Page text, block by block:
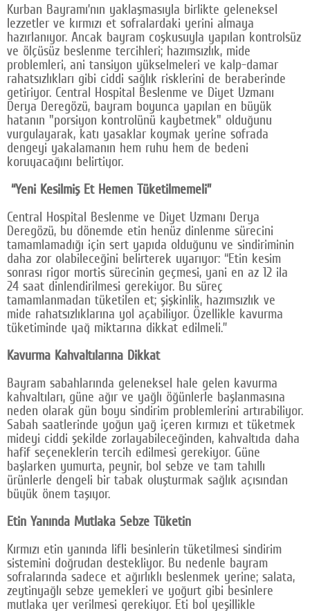
Google Plus
© 2026 TÜM HAKLARI SAKLIDIR
Kurban Bayramı’nın yaklaşmasıyla birlikte geleneksel
lezzetler ve kırmızı et sofralardaki yerini almaya
hazırlanıyor. Ancak bayram coşkusuyla yapılan kontrolsüz
ve ölçüsüz beslenme tercihleri; hazımsızlık, mide
problemleri, ani tansiyon yükselmeleri ve kalp-damar
rahatsızlıkları gibi ciddi sağlık risklerini de beraberinde
getiriyor. Central Hospital Beslenme ve Diyet Uzmanı
Derya Deregözü, bayram boyunca yapılan en büyük
hatanın "porsiyon kontrolünü kaybetmek" olduğunu
vurgulayarak, katı yasaklar koymak yerine sofrada
dengeyi yakalamanın hem ruhu hem de bedeni
koruyacağını belirtiyor.
“Yeni Kesilmiş Et Hemen Tüketilmemeli”
Central Hospital Beslenme ve Diyet Uzmanı Derya
Deregözü, bu dönemde etin henüz dinlenme sürecini
tamamlamadığı için sert yapıda olduğunu ve sindiriminin
daha zor olabileceğini belirterek uyarıyor: “Etin kesim
sonrası rigor mortis sürecinin geçmesi, yani en az 12 ila
24 saat dinlendirilmesi gerekiyor. Bu süreç
tamamlanmadan tüketilen et; şişkinlik, hazımsızlık ve
mide rahatsızlıklarına yol açabiliyor. Özellikle kavurma
tüketiminde yağ miktarına dikkat edilmeli.”
Kavurma Kahvaltılarına Dikkat
Bayram sabahlarında geleneksel hale gelen kavurma
kahvaltıları, güne ağır ve yağlı öğünlerle başlanmasına
neden olarak gün boyu sindirim problemlerini artırabiliyor.
Sabah saatlerinde yoğun yağ içeren kırmızı et tüketmek
mideyi ciddi şekilde zorlayabileceğinden, kahvaltıda daha
hafif seçeneklerin tercih edilmesi gerekiyor. Güne
başlarken yumurta, peynir, bol sebze ve tam tahıllı
ürünlerle dengeli bir tabak oluşturmak sağlık açısından
büyük önem taşıyor.
Etin Yanında Mutlaka Sebze Tüketin
Kırmızı etin yanında lifli besinlerin tüketilmesi sindirim
sistemini doğrudan destekliyor. Bu nedenle bayram
sofralarında sadece et ağırlıklı beslenmek yerine; salata,
zeytinyağlı sebze yemekleri ve yoğurt gibi besinlere
mutlaka yer verilmesi gerekiyor. Eti bol yeşillikle